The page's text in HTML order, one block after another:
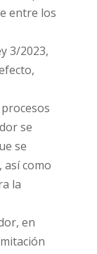
entre los
3/2023,
se
se
como
la
en